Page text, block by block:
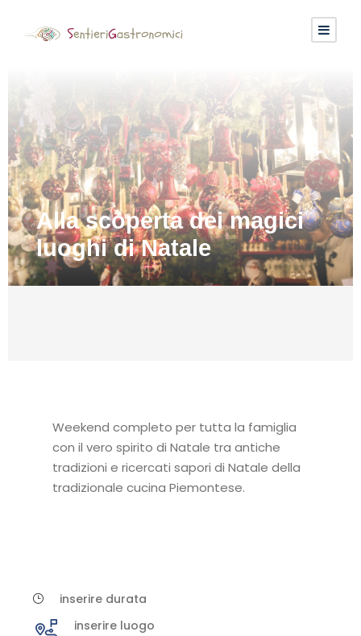
Alla scoperta dei magici
luoghi di Natale
Weekend completo per tutta la famiglia
con il vero spirito di Natale tra antiche
tradizioni e ricercati sapori di Natale della
tradizionale cucina Piemontese.
inserire durata
inserire luogo